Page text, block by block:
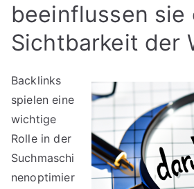
beeinflussen sie
Sichtbarkeit der
Backlinks
spielen eine
wichtige
Rolle in der
Suchmaschi
nenoptimier